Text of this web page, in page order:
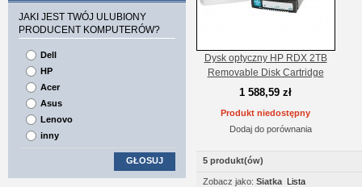
Dysk optyczny HP RDX 2TB
Removable Disk Cartridge
1 588,59 zł
Produkt niedostępny
Dodaj do porównania
5 produkt(ów)
Zobacz jako: Siatka Lista
JAKI JEST TWÓJ ULUBIONY
PRODUCENT KOMPUTERÓW?
Dell
HP
Acer
Asus
Lenovo
inny
GŁOSUJ